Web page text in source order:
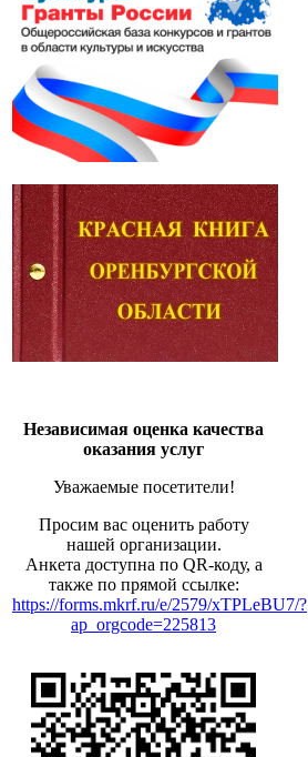
Независимая оценка качества
оказания услуг
Уважаемые посетители!
Просим вас оценить работу
нашей организации.
Анкета доступна по QR-коду, а
также по прямой ссылке:
https://forms.mkrf.ru/e/2579/xTPLeBU7/?
ap_orgcode=225813